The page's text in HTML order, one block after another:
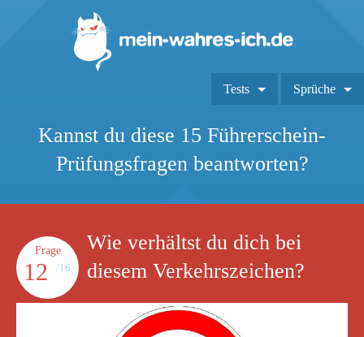
Tests Sprüche
Kannst du diese 15 Führerschein-
Prüfungsfragen beantworten?
Frage
12 /16
Wie verhältst du dich bei
diesem Verkehrszeichen?